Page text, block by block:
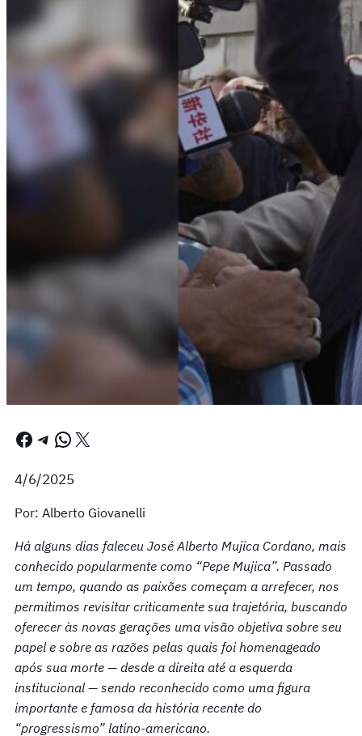
Facebook Telegram WhatsApp X
4/6/2025
Por: Alberto Giovanelli
Há alguns dias faleceu José Alberto Mujica Cordano, mais
conhecido popularmente como “Pepe Mujica”. Passado
um tempo, quando as paixões começam a arrefecer, nos
permitimos revisitar criticamente sua trajetória, buscando
oferecer às novas gerações uma visão objetiva sobre seu
papel e sobre as razões pelas quais foi homenageado
após sua morte — desde a direita até a esquerda
institucional — sendo reconhecido como uma figura
importante e famosa da história recente do
“progressismo” latino-americano.